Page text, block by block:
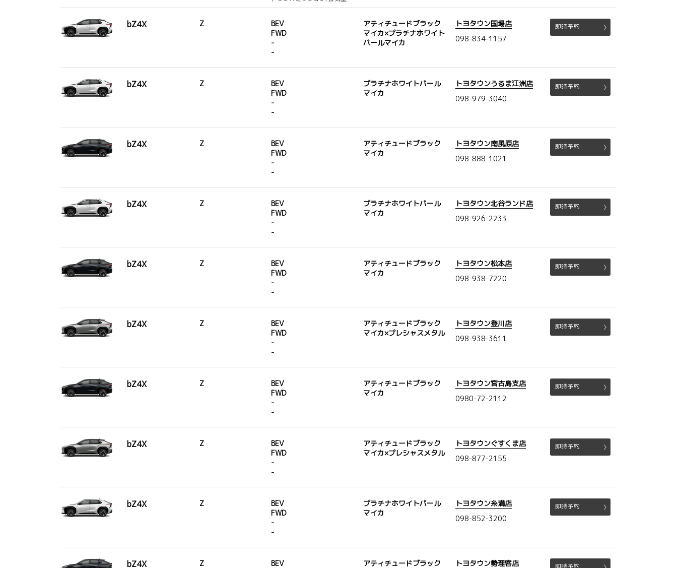
bZ4X Z
BEV
FWD
-
-
アティチュードブラック
マイカ×プラチナホワイト
パールマイカ
トヨタウン国場店
098-834-1157
即時予約
bZ4X Z
BEV
FWD
-
-
プラチナホワイトパール
マイカ
トヨタウンうるま江洲店
098-979-3040
即時予約
bZ4X Z
BEV
FWD
-
-
アティチュードブラック
マイカ
トヨタウン南風原店
098-888-1021
即時予約
bZ4X Z
BEV
FWD
-
-
プラチナホワイトパール
マイカ
トヨタウン北谷ランド店
098-926-2233
即時予約
bZ4X Z
BEV
FWD
-
-
アティチュードブラック
マイカ
トヨタウン松本店
098-938-7220
即時予約
bZ4X Z
BEV
FWD
-
-
アティチュードブラック
マイカ×プレシャスメタル
トヨタウン登川店
098-938-3611
即時予約
bZ4X Z
BEV
FWD
-
-
アティチュードブラック
マイカ
トヨタウン宮古島支店
0980-72-2112
即時予約
bZ4X Z
BEV
FWD
-
-
アティチュードブラック
マイカ×プレシャスメタル
トヨタウンぐすくま店
098-877-2155
即時予約
bZ4X Z
BEV
FWD
-
-
プラチナホワイトパール
マイカ
トヨタウン糸満店
098-852-3200
即時予約
bZ4X Z
BEV
アティチュードブラック
トヨタウン勢理客店